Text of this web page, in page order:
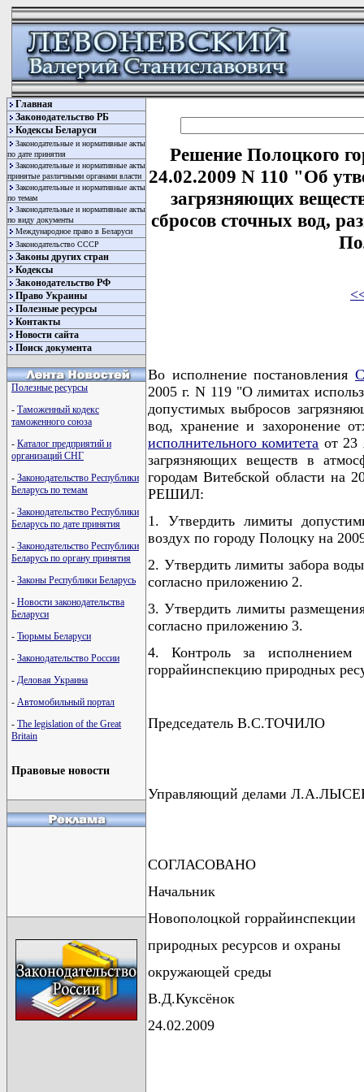
Главная
Законодательство РБ
Кодексы Беларуси
Законодательные и нормативные акты
по дате принятия
Законодательные и нормативные акты
принятые различными органами власти
Законодательные и нормативные акты
по темам
Законодательные и нормативные акты
по виду документы
Международное право в Беларуси
Законодательство СССР
Законы других стран
Кодексы
Законодательство РФ
Право Украины
Полезные ресурсы
Контакты
Новости сайта
Поиск документа
Полезные ресурсы
- Таможенный кодекс
таможенного союза
- Каталог предприятий и
организаций СНГ
- Законодательство Республики
Беларусь по темам
- Законодательство Республики
Беларусь по дате принятия
- Законодательство Республики
Беларусь по органу принятия
- Законы Республики Беларусь
- Новости законодательства
Беларуси
- Тюрьмы Беларуси
- Законодательство России
- Деловая Украина
- Автомобильный портал
- The legislation of the Great
Britain
Правовые новости
Решение Полоцкого
24.02.2009 N 110 "Об
загрязняющих
сбросов сточных вод,
Во исполнение постановления
2005 г. N 119 "О лимитах
допустимых выбросов
вод, хранение и захоронение
исполнительного комитета от 23
загрязняющих веществ в
городам Витебской области на
РЕШИЛ:
1. Утвердить лимиты
воздух по городу Полоцку на
2. Утвердить лимиты забора
согласно приложению 2.
3. Утвердить лимиты
согласно приложению 3.
4. Контроль за исполнением
горрайинспекцию природных
Председатель В.С.ТОЧИЛО
Управляющий делами
СОГЛАСОВАНО
Начальник
Новополоцкой горрайинспекции
природных ресурсов и охраны
окружающей среды
В.Д.Куксёнок
24.02.2009